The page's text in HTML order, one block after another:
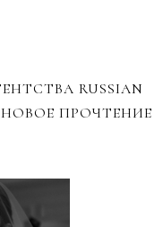
RUSSIAN
НОВОЕ ПРОЧТЕНИЕ